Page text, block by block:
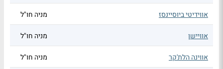
אווידיטי ביוסיינסז מניה חו"ל
אוויישן מניה חו"ל
אווינה הלת'קר מניה חו"ל